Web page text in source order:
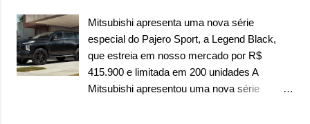
desenvolver 230cv de potência. Entre as
novidades, a Volkswagen adicionou novas
rodas de liga leve de 18 polegadas com um
acabamento em preto e com dez raios,
mesmo acabamento escurecido que é visto
Mitsubishi apresenta uma nova série
especial do Pajero Sport, a Legend Black,
que estreia em nosso mercado por R$
415.900 e limitada em 200 unidades A
Mitsubishi apresentou uma nova série